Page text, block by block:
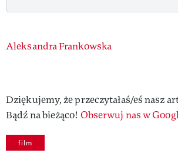
Authors
Aleksandra Frankowska
Dziękujemy, że przeczytałaś/eś nasz
Bądź na bieżąco! Obserwuj nas w
film